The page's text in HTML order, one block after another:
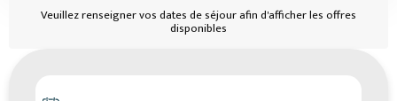
Veuillez renseigner vos dates de séjour afin d'afficher les offres
disponibles